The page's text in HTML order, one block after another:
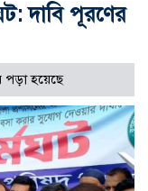
দাবি পূরণের
পড়া হয়েছে